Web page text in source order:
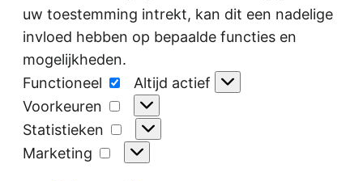
uw toestemming intrekt, kan dit een nadelige
invloed hebben op bepaalde functies en
mogelijkheden.
Functioneel
Functioneel
Altijd actief
Voorkeuren
Voorkeuren
Statistieken
Statistieken
Marketing
Marketing